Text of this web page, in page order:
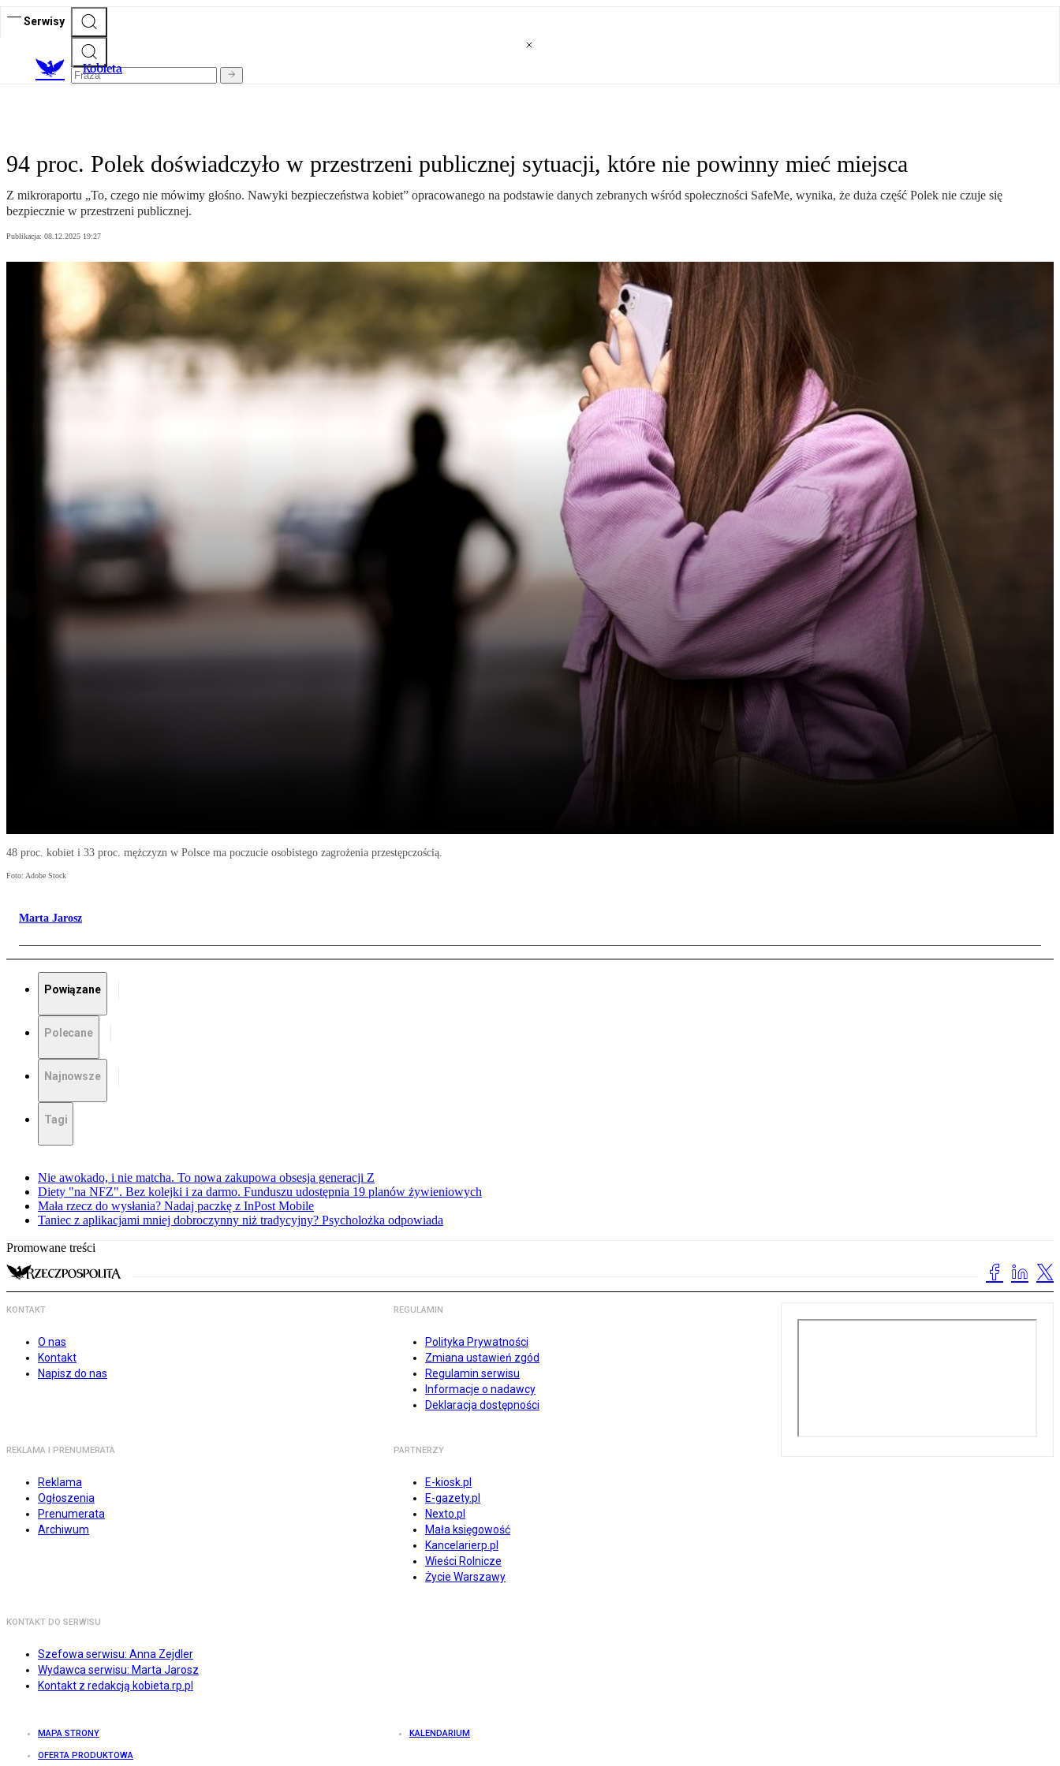
Serwisy
Kobieta
94 proc. Polek doświadczyło w przestrzeni publicznej sytuacji, które nie powinny mieć miejsca
Z mikroraportu „To, czego nie mówimy głośno. Nawyki bezpieczeństwa kobiet” opracowanego na podstawie danych zebranych wśród społeczności SafeMe, wynika, że duża część Polek nie czuje się
bezpiecznie w przestrzeni publicznej.
Publikacja: 08.12.2025 19:27
48 proc. kobiet i 33 proc. mężczyzn w Polsce ma poczucie osobistego zagrożenia przestępczością.
Foto: Adobe Stock
Marta Jarosz
Powiązane
Polecane
Najnowsze
Tagi
Nie awokado, i nie matcha. To nowa zakupowa obsesja generacji Z
Diety "na NFZ". Bez kolejki i za darmo. Funduszu udostępnia 19 planów żywieniowych
Mała rzecz do wysłania? Nadaj paczkę z InPost Mobile
Taniec z aplikacjami mniej dobroczynny niż tradycyjny? Psycholożka odpowiada
Promowane treści
KONTAKT
O nas
Kontakt
Napisz do nas
REGULAMIN
Polityka Prywatności
Zmiana ustawień zgód
Regulamin serwisu
Informacje o nadawcy
Deklaracja dostępności
REKLAMA I PRENUMERATA
Reklama
Ogłoszenia
Prenumerata
Archiwum
PARTNERZY
E-kiosk.pl
E-gazety.pl
Nexto.pl
Mała księgowość
Kancelarierp.pl
Wieści Rolnicze
Życie Warszawy
KONTAKT DO SERWISU
Szefowa serwisu: Anna Zejdler
Wydawca serwisu: Marta Jarosz
Kontakt z redakcją kobieta.rp.pl
MAPA STRONY KALENDARIUM
OFERTA PRODUKTOWA